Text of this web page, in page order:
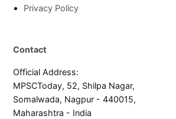
Privacy Policy
Contact
Official Address:
MPSCToday, 52, Shilpa Nagar,
Somalwada, Nagpur - 440015,
Maharashtra - India